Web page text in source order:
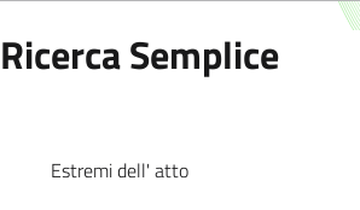
Ricerca Semplice
Estremi dell' atto